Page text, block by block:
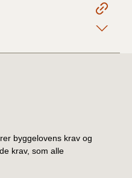
byggelovens krav og
krav, som alle